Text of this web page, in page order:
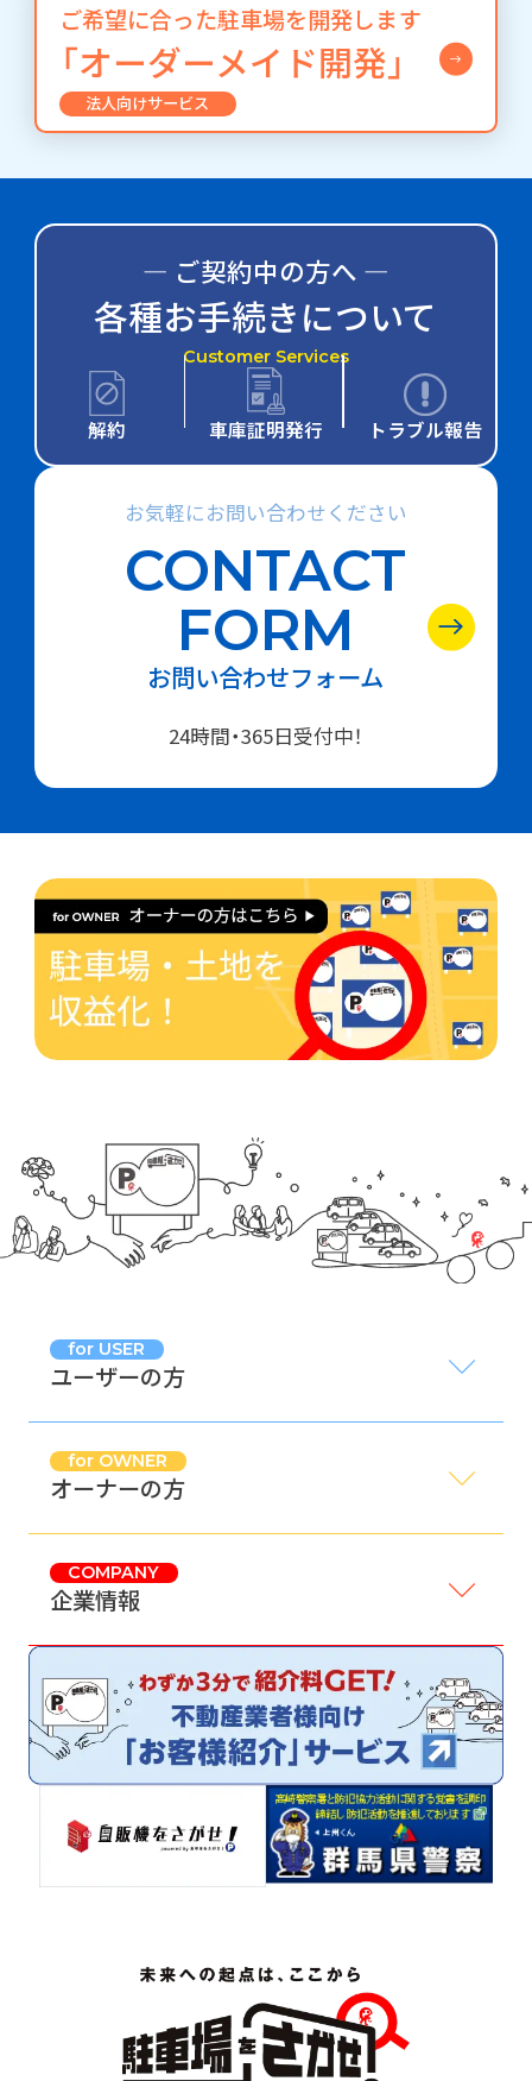
ご希望に合った駐車場を開発します
「オーダーメイド開発」
法人向けサービス
― ご契約中の方へ ―
各種お手続きについて
Customer Services
解約 車庫証明発行 トラブル報告
お気軽にお問い合わせください
CONTACT
FORM
お問い合わせフォーム
24時間・365日受付中！
for USER
ユーザーの方
for OWNER
オーナーの方
COMPANY
企業情報
サイトマップ
プライバシーポリシー